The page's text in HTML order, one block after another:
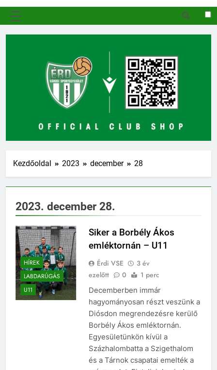
Kezdőoldal 2023 december 28
2023. december 28.
HÍREK
LABDARÚGÁS
U11
Siker a Borbély Ákos
emléktornán – U11
Érdi VSE
3 év
ezelőtt
0 1 perc
Decemberben immár
hagyományosan részt veszünk a
Diósdon megrendezésre kerülő
Borbély Ákos emléktornán.
Egyesületünkön kívül a
Százhalombatta a Szigethalom
és a Tárnok csapatai emelték a